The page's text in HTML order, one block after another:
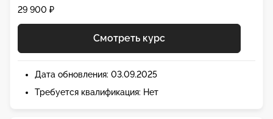
29 900 ₽
Смотреть курс
Дата обновления: 03.09.2025
Требуется квалификация: Нет